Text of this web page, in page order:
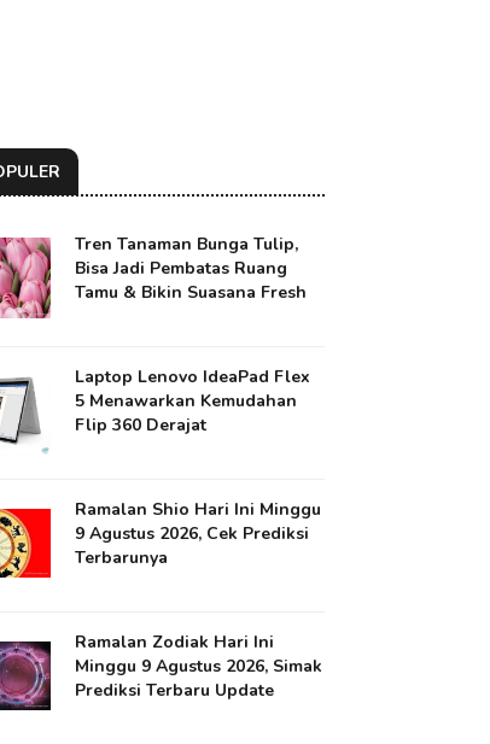
Tren Tanaman Bunga Tulip,
Bisa Jadi Pembatas Ruang
Tamu & Bikin Suasana Fresh
Laptop Lenovo IdeaPad Flex
5 Menawarkan Kemudahan
Flip 360 Derajat
Ramalan Shio Hari Ini Minggu
9 Agustus 2026, Cek Prediksi
Terbarunya
Ramalan Zodiak Hari Ini
Minggu 9 Agustus 2026, Simak
Prediksi Terbaru Update